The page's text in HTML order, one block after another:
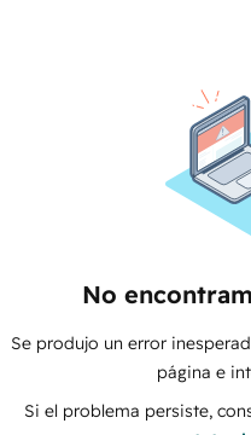
No
Se produjo un error
página e
Si el problema persiste,